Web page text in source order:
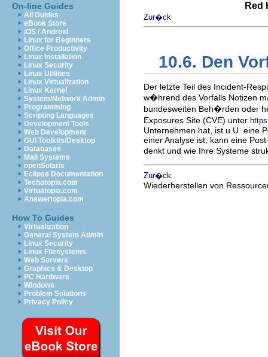
On-line Guides
All Guides
eBook Store
iOS / Android
Linux for Beginners
Office Productivity
Linux Installation
Linux Security
Linux Utilities
Linux Virtualization
Linux Kernel
System/Network Admin
Programming
Scripting Languages
Development Tools
Web Development
GUI Toolkits/Desktop
Databases
Mail Systems
openSolaris
Eclipse Documentation
Techotopia.com
Virtuatopia.com
Answertopia.com
How To Guides
Virtualization
General System Admin
Linux Security
Linux Filesystems
Web Servers
Graphics & Desktop
PC Hardware
Windows
Problem Solutions
Privacy Policy
Red
Zur�ck
10.6. Den
Der letzte Teil des Incident-
w�hrend des Vorfalls Notizen
bundesweiten Beh�rden oder
Exposures Site (CVE) unter
Unternehmen hat, ist u.U. eine
einer Analyse ist, kann eine
denkt und wie Ihre Systeme
Zur�ck
Wiederherstellen von